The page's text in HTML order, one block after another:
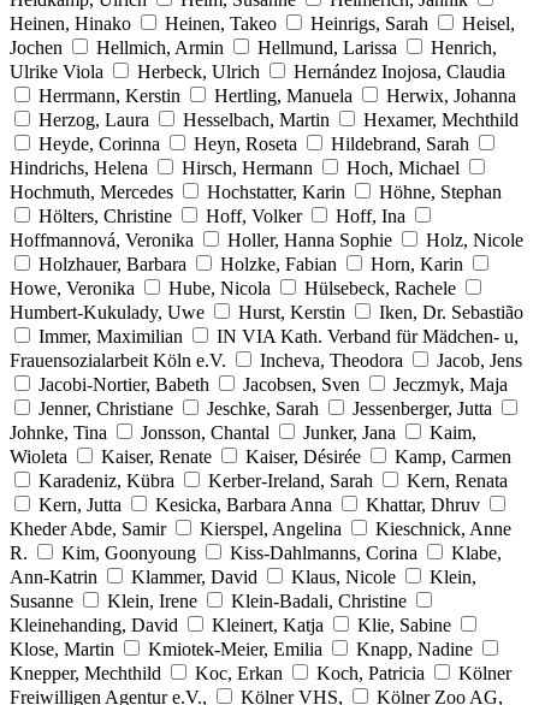
Heinen, Hinako
Heinen, Takeo Heinrigs, Sarah
Heisel,
Jochen
Hellmich, Armin Hellmund, Larissa
Henrich,
Ulrike Viola
Herbeck, Ulrich
Hernández Inojosa, Claudia
Herrmann, Kerstin
Hertling, Manuela
Herwix, Johanna
Herzog, Laura
Hesselbach, Martin
Hexamer, Mechthild
Heyde, Corinna
Heyn, Roseta
Hildebrand, Sarah
Hindrichs, Helena
Hirsch, Hermann
Hoch, Michael
Hochmuth, Mercedes
Hochstatter, Karin
Höhne, Stephan
Hölters, Christine
Hoff, Volker
Hoff, Ina
Hoffmannová, Veronika
Holler, Hanna Sophie
Holz, Nicole
Holzhauer, Barbara
Holzke, Fabian
Horn, Karin
Howe, Veronika
Hube, Nicola
Hülsebeck, Rachele
Humbert-Kukulady, Uwe
Hurst, Kerstin
Iken, Dr. Sebastião
Immer, Maximilian
IN VIA Kath. Verband für Mädchen- u,
Frauensozialarbeit Köln e.V.
Incheva, Theodora
Jacob, Jens
Jacobi-Nortier, Babeth
Jacobsen, Sven
Jeczmyk, Maja
Jenner, Christiane
Jeschke, Sarah
Jessenberger, Jutta
Johnke, Tina
Jonsson, Chantal Junker, Jana
Kaim,
Wioleta
Kaiser, Renate Kaiser, Désirée
Kamp, Carmen
Karadeniz, Kübra
Kerber-Ireland, Sarah
Kern, Renata
Kern, Jutta
Kesicka, Barbara Anna
Khattar, Dhruv
Kheder Abde, Samir
Kierspel, Angelina
Kieschnick, Anne
R.
Kim, Goonyoung Kiss-Dahlmanns, Corina
Klabe,
Ann-Katrin
Klammer, David Klaus, Nicole
Klein,
Susanne
Klein, Irene
Klein-Badali, Christine
Kleinehanding, David
Kleinert, Katja
Klie, Sabine
Klose, Martin
Kmiotek-Meier, Emilia
Knapp, Nadine
Knepper, Mechthild
Koc, Erkan Koch, Patricia
Kölner
Freiwilligen Agentur e.V.,
Kölner VHS, Kölner Zoo AG,